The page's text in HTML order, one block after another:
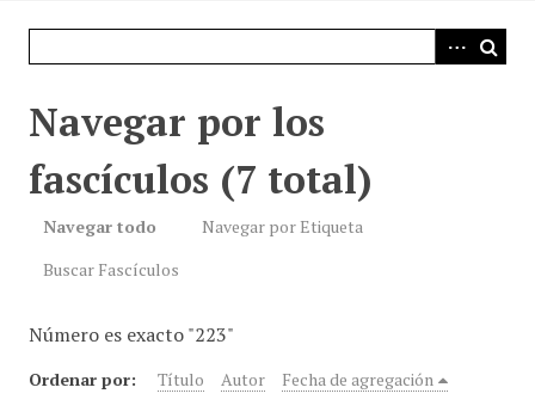
Navegar por los
fascículos (7 total)
Navegar todo
Navegar por Etiqueta
Buscar Fascículos
Número es exacto "223"
Ordenar por: Título Autor Fecha de agregación